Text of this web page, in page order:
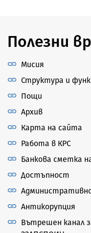
Полезни
Мисия
Структура и
Пощи
Архив
Карта на сайта
Работа в КРС
Банкова сметка
Достъпност
Антикорупция
Вътрешен канал